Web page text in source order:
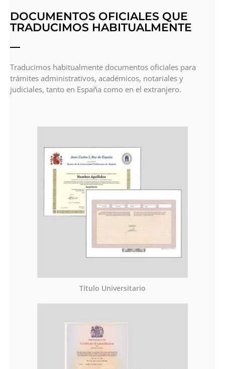
DOCUMENTOS OFICIALES QUE
TRADUCIMOS HABITUALMENTE
Traducimos habitualmente documentos oficiales para
trámites administrativos, académicos, notariales y
judiciales, tanto en España como en el extranjero.
Titulo Universitario